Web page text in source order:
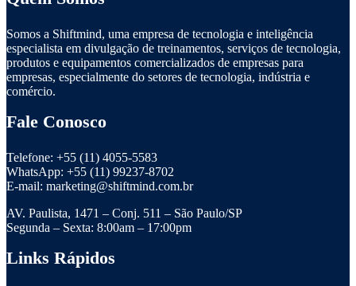
Somos a Shiftmind, uma empresa de tecnologia e inteligência
especialista em divulgação de treinamentos, serviços de tecnologia,
produtos e equipamentos comercializados de empresas para
empresas, especialmente do setores de tecnologia, indústria e
comércio.
Fale Conosco
Telefone: +55 (11) 4055-5583
WhatsApp: +55 (11) 99237-8702
E-mail: marketing@shiftmind.com.br
AV. Paulista, 1471 – Conj. 511 – São Paulo/SP
Segunda – Sexta: 8:00am – 17:00pm
Links Rápidos